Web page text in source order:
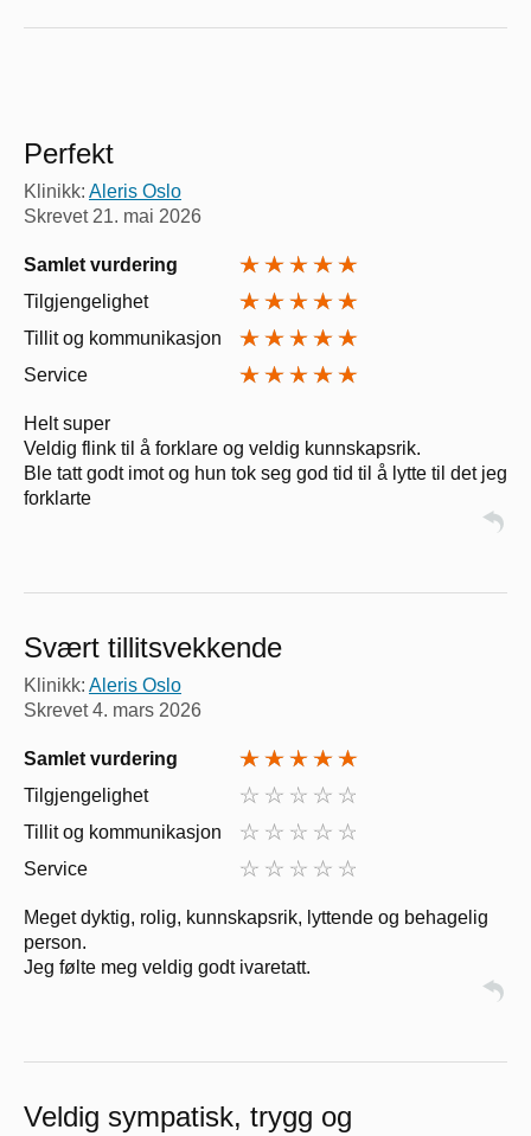
Perfekt
Klinikk: Aleris Oslo
Skrevet 21. mai 2026
Samlet vurdering
Tilgjengelighet
Tillit og kommunikasjon
Service
Helt super
Veldig flink til å forklare og veldig kunnskapsrik.
Ble tatt godt imot og hun tok seg god tid til å lytte til det jeg
forklarte
Svært tillitsvekkende
Klinikk: Aleris Oslo
Skrevet4. mars 2026
Samlet vurdering
Tilgjengelighet
Tillit og kommunikasjon
Service
Meget dyktig, rolig, kunnskapsrik, lyttende og behagelig
person.
Jeg følte meg veldig godt ivaretatt.
Veldig sympatisk, trygg og